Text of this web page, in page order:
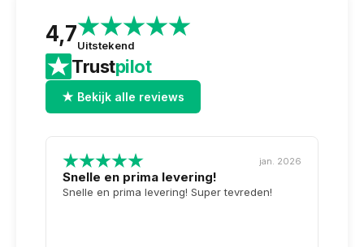
4,7Uitstekend
Trustpilot
★ Bekijk alle reviews
jan. 2026
Snelle en prima levering!
Snelle en prima levering! Super tevreden!